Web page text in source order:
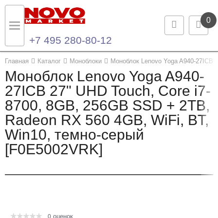
0
+7 495 280-80-12
Главная Каталог Моноблоки Моноблок Lenovo Yoga A940-
Моноблок Lenovo Yoga A940-
27ICB 27" UHD Touch, Core i7-
8700, 8GB, 256GB SSD + 2TB,
Radeon RX 560 4GB, WiFi, BT,
Win10, темно-серый
[F0E5002VRK]
0 оценок
Назад
Каталог продукции
Ноутбуки и ультрабуки
Компьютеры
Моноблоки
Назад
Контакты
Контактная информация